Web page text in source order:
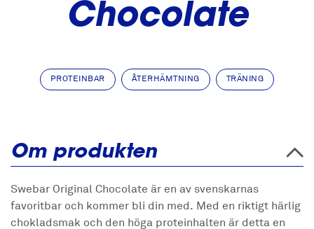
Chocolate
PROTEINBAR ÅTERHÄMTNING TRÄNING
Om produkten
Swebar Original Chocolate är en av svenskarnas
favoritbar och kommer bli din med. Med en riktigt härlig
chokladsmak och den höga proteinhalten är detta en